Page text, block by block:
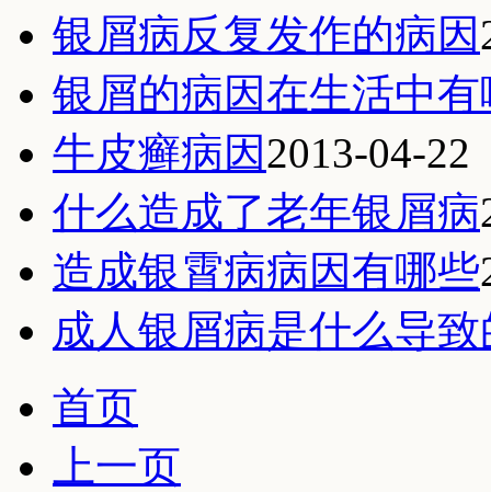
银屑病反复发作的病因
银屑的病因在生活中有
牛皮癣病因2013-04-22
什么造成了老年银屑病
造成银霄病病因有哪些
成人银屑病是什么导致
首页
上一页